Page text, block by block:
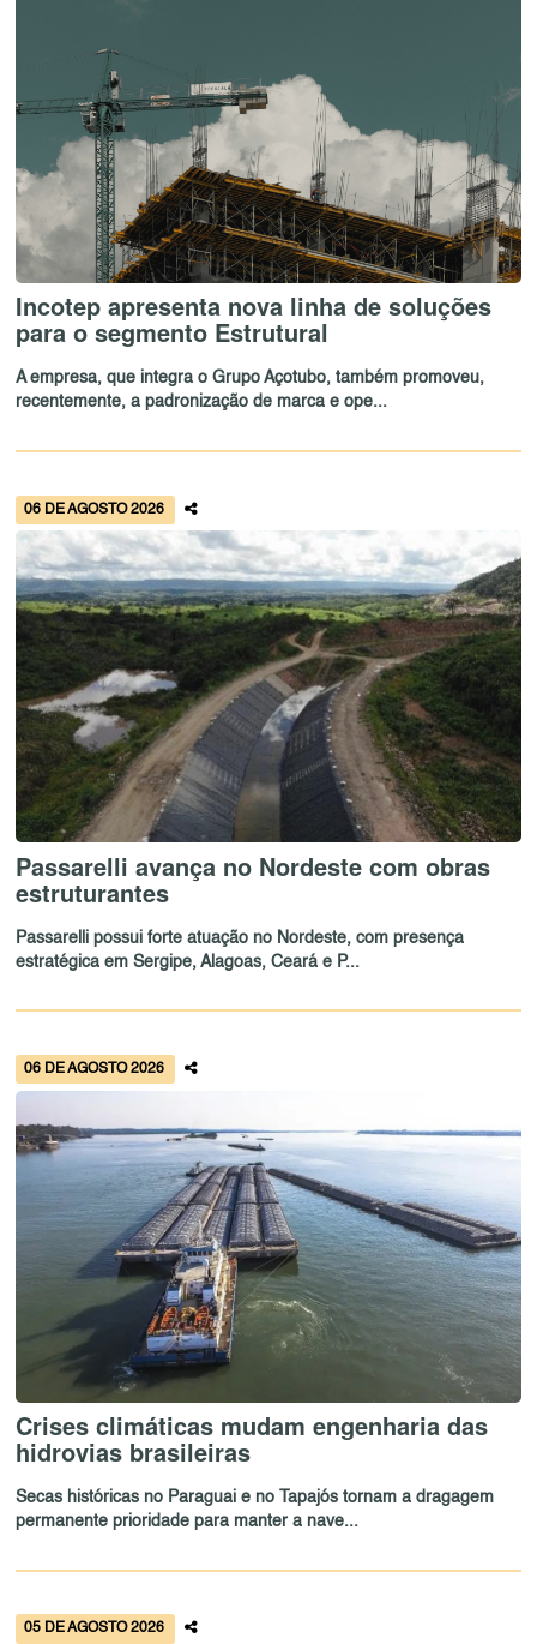
Incotep apresenta nova linha de soluções
para o segmento Estrutural
A empresa, que integra o Grupo Açotubo, também promoveu,
recentemente, a padronização de marca e ope...
06 DE AGOSTO 2026
Passarelli avança no Nordeste com obras
estruturantes
Passarelli possui forte atuação no Nordeste, com presença
estratégica em Sergipe, Alagoas, Ceará e P...
06 DE AGOSTO 2026
Crises climáticas mudam engenharia das
hidrovias brasileiras
Secas históricas no Paraguai e no Tapajós tornam a dragagem
permanente prioridade para manter a nave...
05 DE AGOSTO 2026